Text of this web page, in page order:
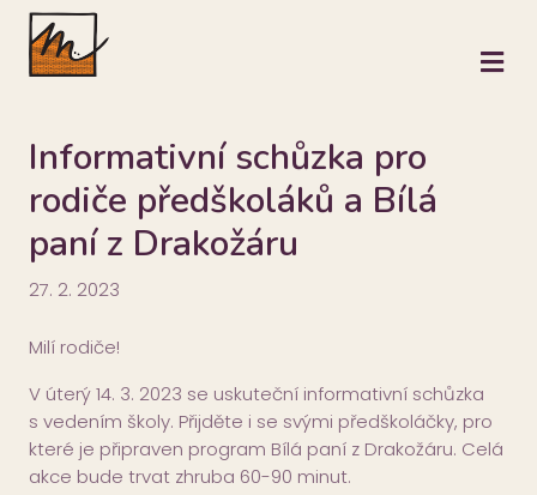
Informativní schůzka pro
rodiče předškoláků a Bílá
paní z Drakožáru
27. 2. 2023
Milí rodiče!
V úterý 14. 3. 2023 se uskuteční informativní schůzka
s vedením školy. Přijděte i se svými předškoláčky, pro
které je připraven program Bílá paní z Drakožáru. Celá
akce bude trvat zhruba 60-90 minut.